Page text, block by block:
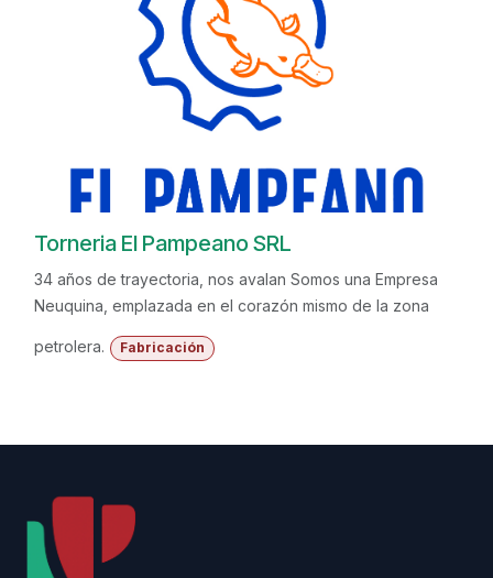
Torneria El Pampeano SRL
34 años de trayectoria, nos avalan Somos una Empresa
Neuquina, emplazada en el corazón mismo de la zona
petrolera. Fabricación